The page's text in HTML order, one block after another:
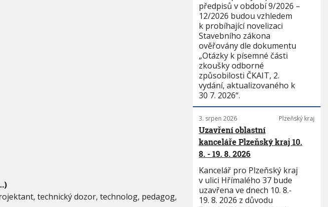
technický dozor, technolog, pedagog,
předpisů v období 9/2026 –
12/2026 budou vzhledem
k probíhající novelizaci
Stavebního zákona
ověřovány dle dokumentu
„Otázky k písemné části
zkoušky odborné
způsobilosti ČKAIT, 2.
vydání, aktualizovaného k
30 7. 2026“.
3. srpen 2026 Plzeňský kraj
Uzavření oblastní
kanceláře Plzeňský kraj 10.
8. - 19. 8. 2026
Kancelář pro Plzeňský kraj
v ulici Hřímalého 37 bude
uzavřena ve dnech 10. 8.-
19. 8. 2026 z důvodu